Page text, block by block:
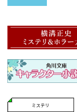
ミステリ